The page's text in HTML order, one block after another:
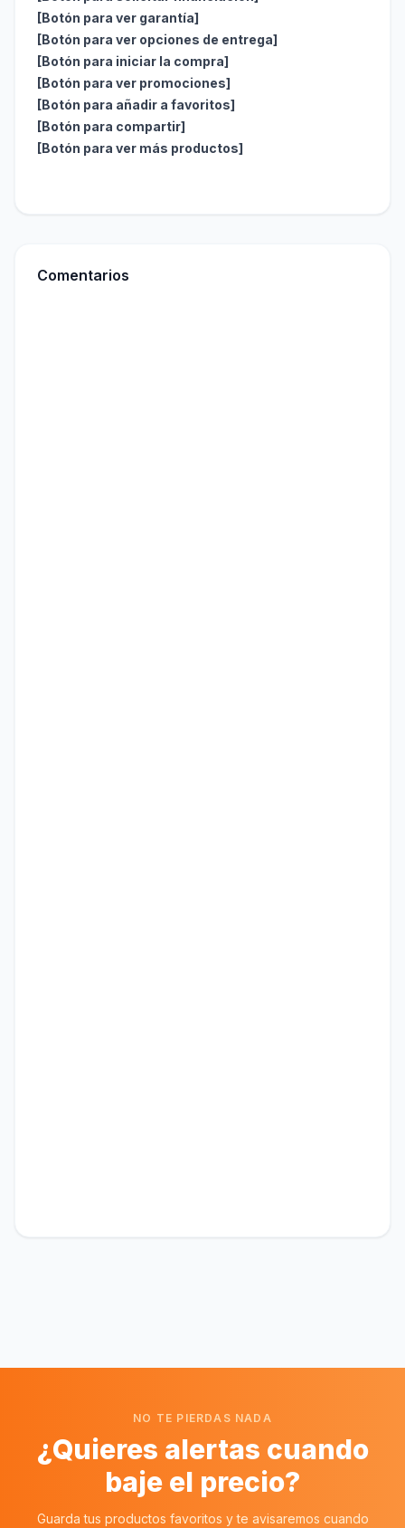
[Botón para ver garantía]
[Botón para ver opciones de entrega]
[Botón para iniciar la compra]
[Botón para ver promociones]
[Botón para añadir a favoritos]
[Botón para compartir]
[Botón para ver más productos]
Comentarios
NO TE PIERDAS NADA
¿Quieres alertas cuando
baje el precio?
Guarda tus productos favoritos y te avisaremos cuando